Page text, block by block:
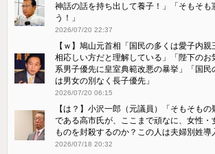
神話の話を持ち出して養子！」「そもそも
う！」
2026/07/20 22:37
【ｗ】鳩山元首相「国民の多くは愛子内
相応しい方だと理解している」「陛下のお
系男子優先に皇室典範改悪の暴挙」「国民
は男女の別なく長子優先」
2026/07/20 06:15
【は？】小沢一郎（元議員）「そもそも
である高市氏が、ここまで頑なに、女性・
ものを封殺するのか？この人は夫婦別姓導
2026/07/18 20:32